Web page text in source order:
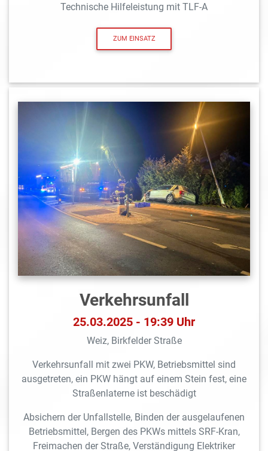
Technische Hilfeleistung mit TLF-A
ZUM EINSATZ
Verkehrsunfall
25.03.2025 - 19:39 Uhr
Weiz, Birkfelder Straße
Verkehrsunfall mit zwei PKW, Betriebsmittel sind
ausgetreten, ein PKW hängt auf einem Stein fest, eine
Straßenlaterne ist beschädigt
Absichern der Unfallstelle, Binden der ausgelaufenen
Betriebsmittel, Bergen des PKWs mittels SRF-Kran,
Freimachen der Straße, Verständigung Elektriker